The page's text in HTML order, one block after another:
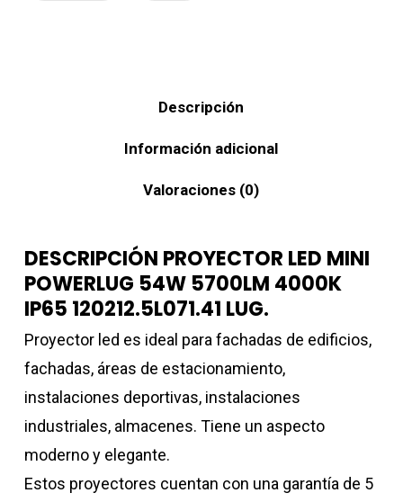
Descripción
Información adicional
Valoraciones (0)
DESCRIPCIÓN PROYECTOR LED MINI
POWERLUG 54W 5700LM 4000K
IP65 120212.5L071.41 LUG.
Proyector led es ideal para fachadas de edificios,
fachadas, áreas de estacionamiento,
instalaciones deportivas, instalaciones
industriales, almacenes. Tiene un aspecto
moderno y elegante.
Estos proyectores cuentan con una garantía de 5